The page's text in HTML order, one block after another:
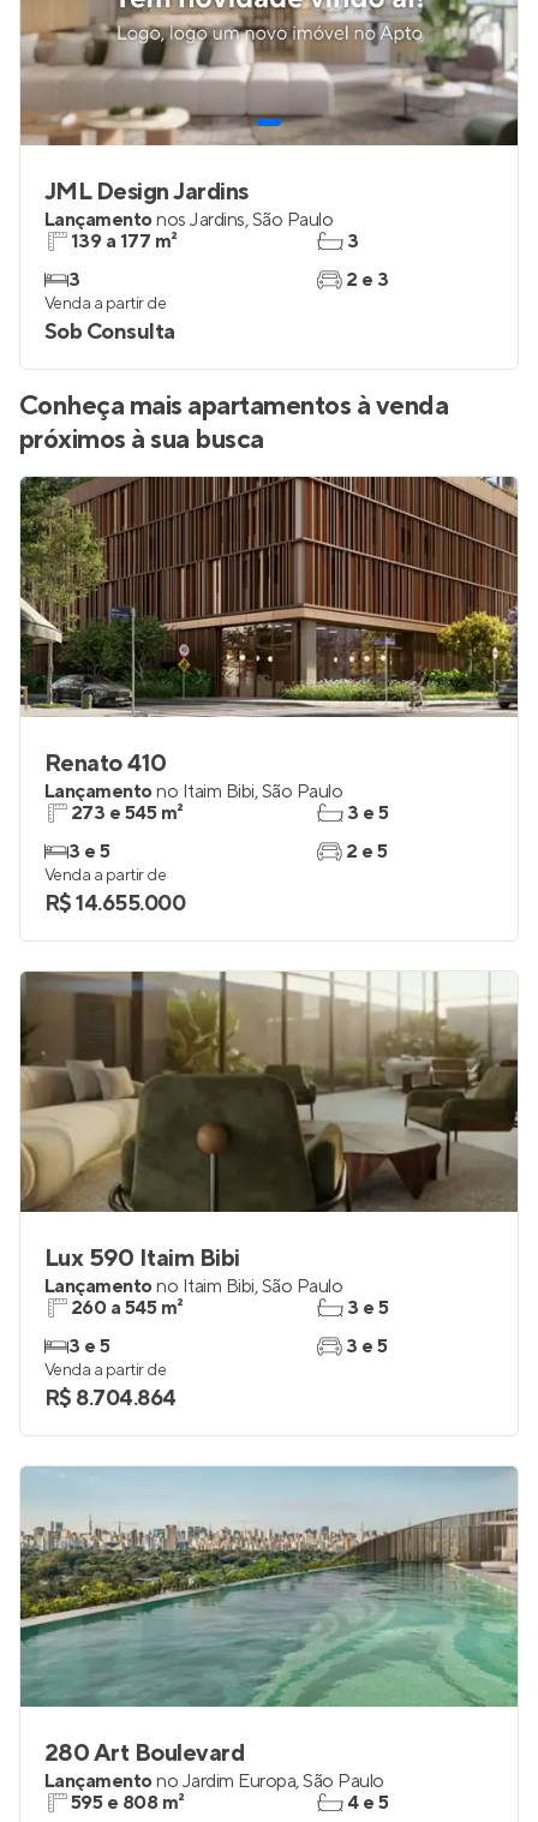
JML Design Jardins
Lançamentonos Jardins,São Paulo
139 a 177 m²
3
3
2 e 3
Venda a partir de
Sob Consulta
Conheça mais apartamentos à venda
próximos à sua busca
Renato 410
Lançamentono Itaim Bibi,São Paulo
273 e 545 m²
3 e 5
3 e 5
2 e 5
Venda a partir de
R$ 14.655.000
Lux 590 Itaim Bibi
Lançamentono Itaim Bibi,São Paulo
260 a 545 m²
3 e 5
3 e 5
3 e 5
Venda a partir de
R$ 8.704.864
280 Art Boulevard
Lançamentono Jardim Europa,São Paulo
595 e 808 m²
4 e 5